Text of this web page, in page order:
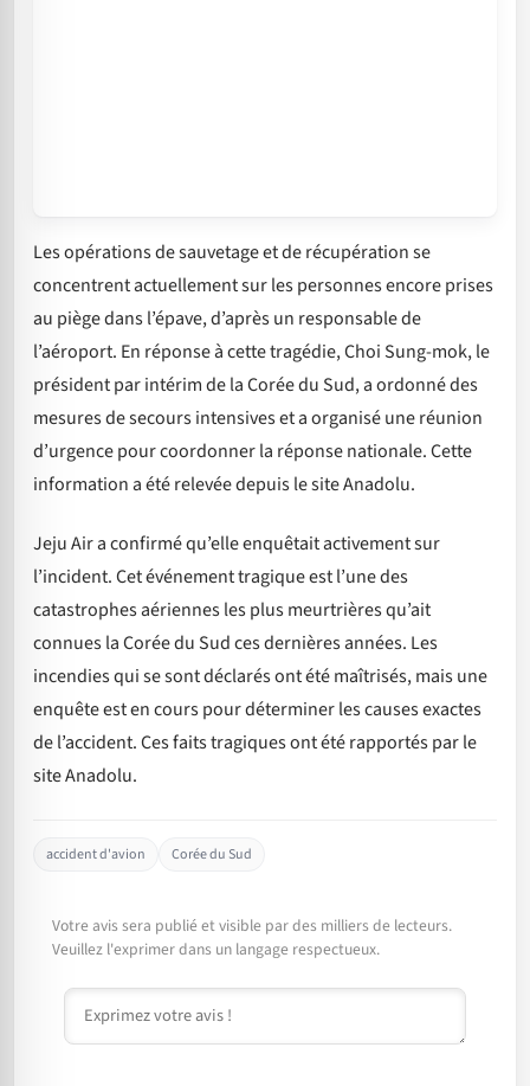
Les opérations de sauvetage et de récupération se
concentrent actuellement sur les personnes encore prises
au piège dans l’épave, d’après un responsable de
l’aéroport. En réponse à cette tragédie, Choi Sung-mok, le
président par intérim de la Corée du Sud, a ordonné des
mesures de secours intensives et a organisé une réunion
d’urgence pour coordonner la réponse nationale. Cette
information a été relevée depuis le site Anadolu.
Jeju Air a confirmé qu’elle enquêtait activement sur
l’incident. Cet événement tragique est l’une des
catastrophes aériennes les plus meurtrières qu’ait
connues la Corée du Sud ces dernières années. Les
incendies qui se sont déclarés ont été maîtrisés, mais une
enquête est en cours pour déterminer les causes exactes
de l’accident. Ces faits tragiques ont été rapportés par le
site Anadolu.
accident d'avion Corée du Sud
Votre avis sera publié et visible par des milliers de lecteurs.
Veuillez l'exprimer dans un langage respectueux.
Commentaire